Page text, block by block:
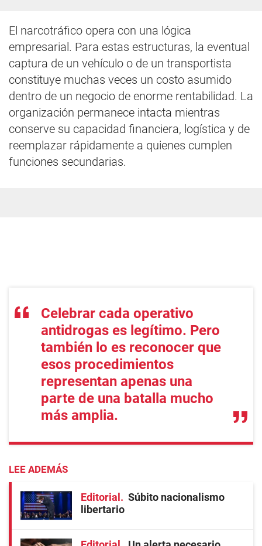
El narcotráfico opera con una lógica
empresarial. Para estas estructuras, la eventual
captura de un vehículo o de un transportista
constituye muchas veces un costo asumido
dentro de un negocio de enorme rentabilidad. La
organización permanece intacta mientras
conserve su capacidad financiera, logística y de
reemplazar rápidamente a quienes cumplen
funciones secundarias.
Celebrar cada operativo
antidrogas es legítimo. Pero
también lo es reconocer que
esos procedimientos
representan apenas una
parte de una batalla mucho
más amplia.
LEE ADEMÁS
Editorial
Súbito nacionalismo
libertario